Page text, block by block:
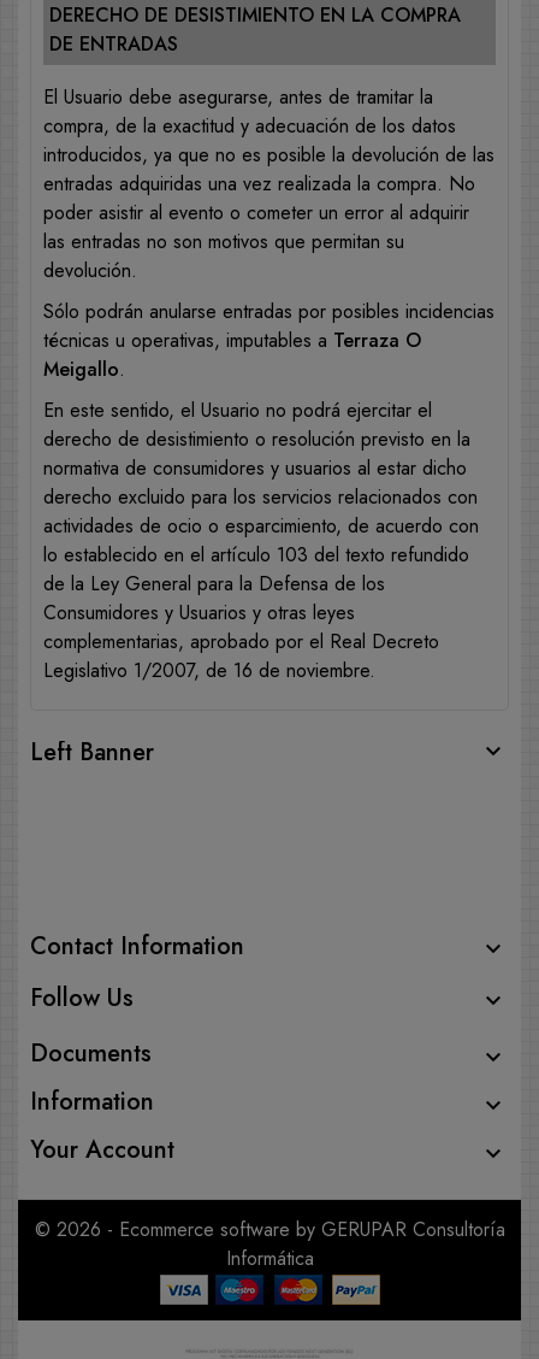
DERECHO DE DESISTIMIENTO EN LA COMPRA
DE ENTRADAS
El Usuario debe asegurarse, antes de tramitar la
compra, de la exactitud y adecuación de los datos
introducidos, ya que no es posible la devolución de las
entradas adquiridas una vez realizada la compra. No
poder asistir al evento o cometer un error al adquirir
las entradas no son motivos que permitan su
devolución.
Sólo podrán anularse entradas por posibles incidencias
técnicas u operativas, imputables a Terraza O
Meigallo.
En este sentido, el Usuario no podrá ejercitar el
derecho de desistimiento o resolución previsto en la
normativa de consumidores y usuarios al estar dicho
derecho excluido para los servicios relacionados con
actividades de ocio o esparcimiento, de acuerdo con
lo establecido en el artículo 103 del texto refundido
de la Ley General para la Defensa de los
Consumidores y Usuarios y otras leyes
complementarias, aprobado por el Real Decreto
Legislativo 1/2007, de 16 de noviembre.
Left Banner 
Contact Information 
Follow Us 
Documents 
Information 
Your Account 
© 2026 - Ecommerce software by GERUPAR Consultoría
Informática